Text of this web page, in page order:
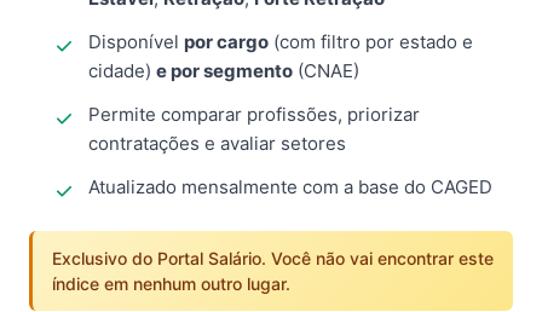
Disponível por cargo (com filtro por estado e
cidade) e por segmento (CNAE)
Permite comparar profissões, priorizar
contratações e avaliar setores
Atualizado mensalmente com a base do CAGED
Exclusivo do Portal Salário. Você não vai encontrar este
índice em nenhum outro lugar.